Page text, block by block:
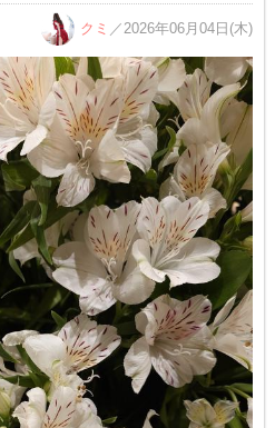
クミ ／2026年06月04日(木)